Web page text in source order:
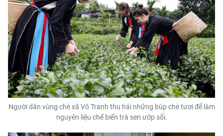
Người dân vùng chè xã Vô Tranh thu hái những búp chè tươi để làm
nguyên liệu chế biến trà sen ướp sổi.